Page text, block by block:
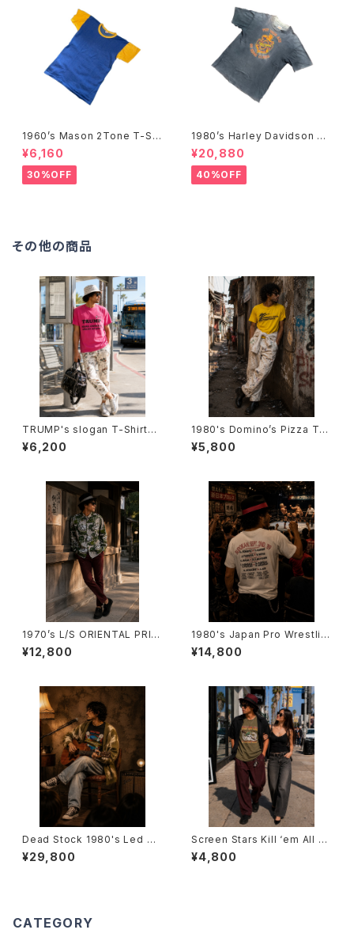
1960’s Mason 2Tone T-Shi
rts -1960年代 メイソン 2トー
ンTシャツ-
¥6,160
30%OFF
1980’s Harley Davidson T-
Shirts -1980年代 ハーレー・
ダビッドソン Tシャツ-
¥20,880
40%OFF
その他の商品
TRUMP's slogan T-Shirts -
ドナルド・トランプ スローガンモ
チーフTシャツ-
¥6,200
1980's Domino’s Pizza T-S
hirts -1980年代 ドミノ・ピザT
シャツ-
¥5,800
1970’s L/S ORIENTAL PRIN
T SHIRTS -1970年代 オリエ
ンタルプリント ロングスリーブシ
¥12,800
1980's Japan Pro Wrestlin
g Novelty T-Shirts -1980年
代 日本プロレスTシャツ-
¥14,800
Dead Stock 1980's Led Ze
ppelin World Tour T-Shirts
-デッドストック 1980~1981年
¥29,800
Screen Stars Kill ‘em All T-
Shirts -スクリーン・スターズ キ
ル・エム・オールTシャツ-
¥4,800
CATEGORY